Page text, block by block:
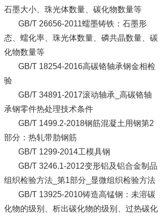
石墨大小、珠光体数量、碳化物数量等
GB/T 26656-2011蠕墨铸铁：石墨形
态、蠕化率、珠光体数量、磷共晶数量、碳
化物数量等
GB/T 18254-2016高碳铬轴承钢金相检
验
GB/T 34891-2017滚动轴承_高碳铬轴
承钢零件热处理技术条件
GB/T 1499.2-2018钢筋混凝土用钢第2
部分：热轧带肋钢筋
GB/T 1299-2014工模具钢
GB/T 3246.1-2012变形铝及铝合金制品
组织检验方法_第1部分_显微组织检验方法
GB/T 13925-2010铸造高锰钢：未溶碳
化物的级别、析出碳化物的级别、过热碳化